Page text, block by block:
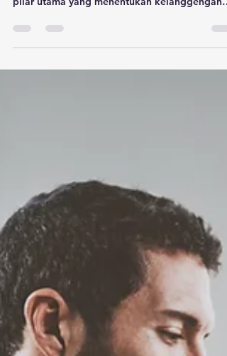
Apa itu kepercayaan dalam hubungan ? Dalam
pilar utama yang menentukan kelanggengan
dan...